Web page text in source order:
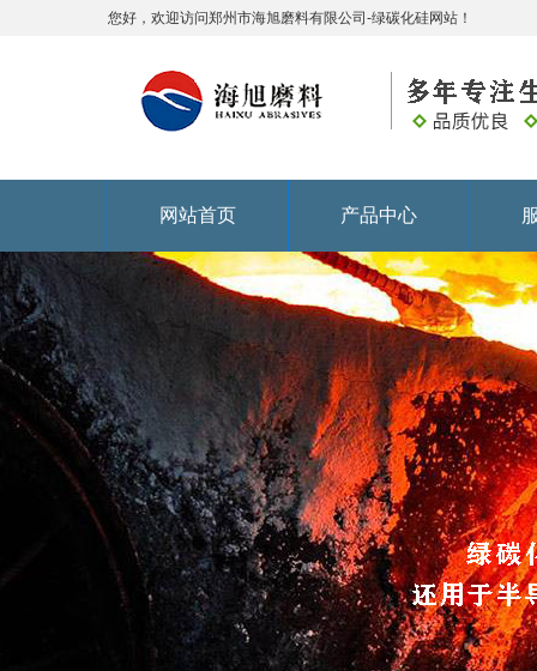
您好，欢迎访问郑州市海旭磨料有限公司-绿碳化硅网站！
网站首页 产品中心